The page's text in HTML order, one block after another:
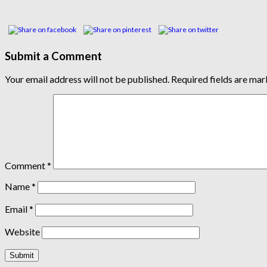
Submit a Comment
Your email address will not be published. Required fields are
Comment*
Name*
Email*
Website